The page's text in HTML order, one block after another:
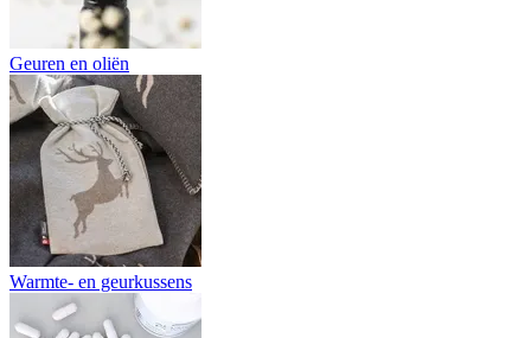
Geuren en oliën
Warmte- en geurkussens